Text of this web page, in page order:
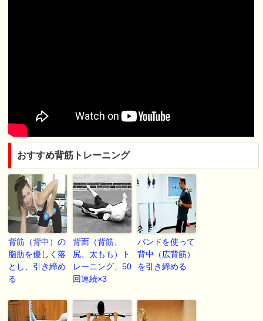
おすすめ背筋トレーニング
背筋（背中）の
脂肪を優しく落
とし、引き締め
る
背面（背筋、
尻、太もも）ト
レーニング、50
回連続×3
バンドを使って
背中（広背筋）
を引き締める